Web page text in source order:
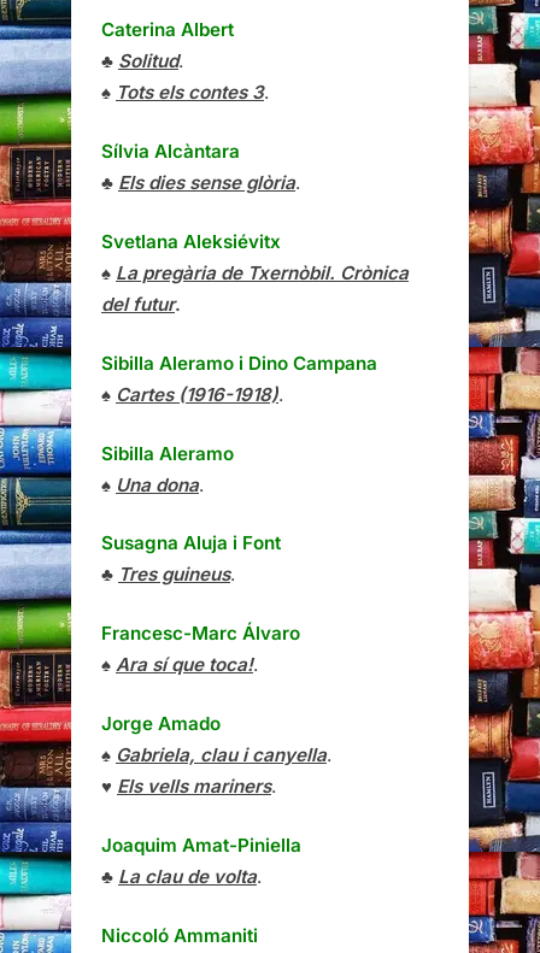
Caterina Albert
♣ Solitud.
♠ Tots els contes 3.
Sílvia Alcàntara
♣ Els dies sense glòria.
Svetlana Aleksiévitx
♠ La pregària de Txernòbil. Crònica
del futur.
Sibilla Aleramo i Dino Campana
♠ Cartes (1916-1918).
Sibilla Aleramo
♠ Una dona.
Susagna Aluja i Font
♣ Tres guineus.
Francesc-Marc Álvaro
♠ Ara sí que toca!.
Jorge Amado
♠ Gabriela, clau i canyella.
♥ Els vells mariners.
Joaquim Amat-Piniella
♣ La clau de volta.
Niccoló Ammaniti